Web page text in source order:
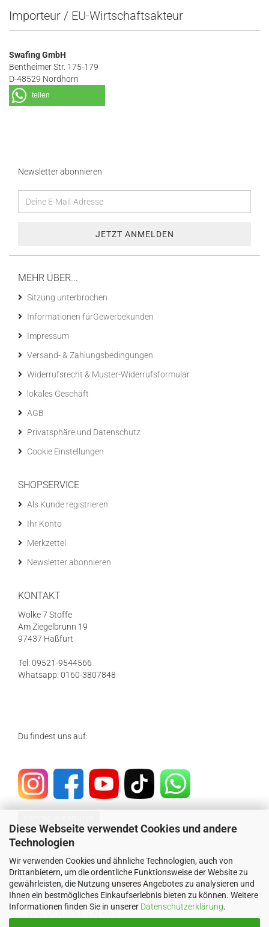
Diese Webseite verwendet Cookies und andere
Technologien
Wir verwenden Cookies und ähnliche Technologien, auch von
Drittanbietern, um die ordentliche Funktionsweise der Website zu
gewährleisten, die Nutzung unseres Angebotes zu analysieren und
Ihnen ein bestmögliches Einkaufserlebnis bieten zu können. Weitere
Informationen finden Sie in unserer Datenschutzerklärung.
Importeur / EU-Wirtschaftsakteur
Swafing GmbH
Bentheimer Str. 175-179
D-48529 Nordhorn
teilen
Newsletter abonnieren
MEHR ÜBER...
Sitzung unterbrochen
Informationen fürGewerbekunden
Impressum
Versand- & Zahlungsbedingungen
Widerrufsrecht & Muster-Widerrufsformular
lokales Geschäft
AGB
Privatsphäre und Datenschutz
Cookie Einstellungen
SHOPSERVICE
Als Kunde registrieren
Ihr Konto
Merkzettel
Newsletter abonnieren
KONTAKT
Wolke 7 Stoffe
Am Ziegelbrunn 19
97437 Haßfurt
Tel: 09521-9544566
Whatsapp: 0160-3807848
Du findest uns auf:
SICHER EINKAUFEN MIT